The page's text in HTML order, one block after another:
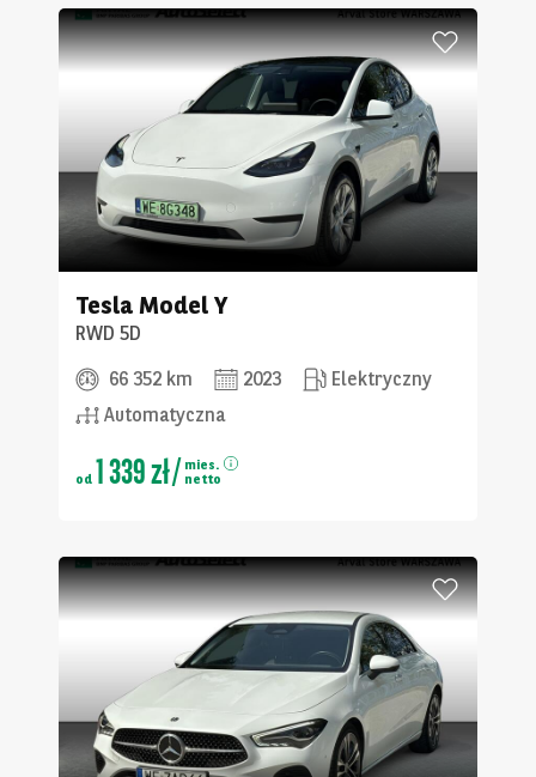
Tesla Model Y
RWD 5D
66 352 km
2023
Elektryczny
Automatyczna
od 1 339 zł/ mies.
netto